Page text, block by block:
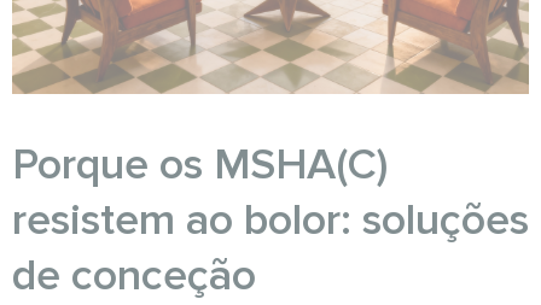
Porque os MSHA(C)
resistem ao bolor: soluções
de conceção